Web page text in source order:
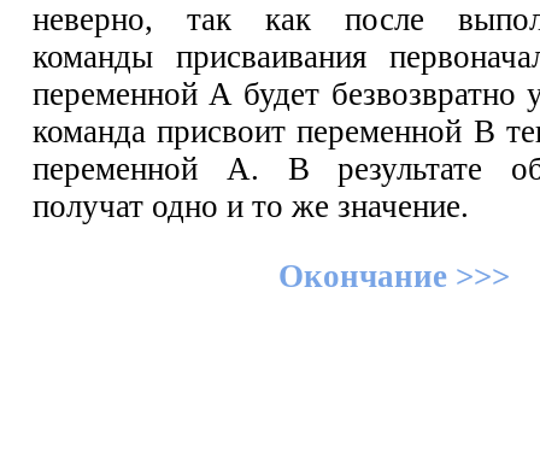
неверно, так как после
команды присваивания
переменной А будет безвозвратно
команда присвоит переменной В
переменной А. В результате
получат одно и то же значение.
Окончание >>>